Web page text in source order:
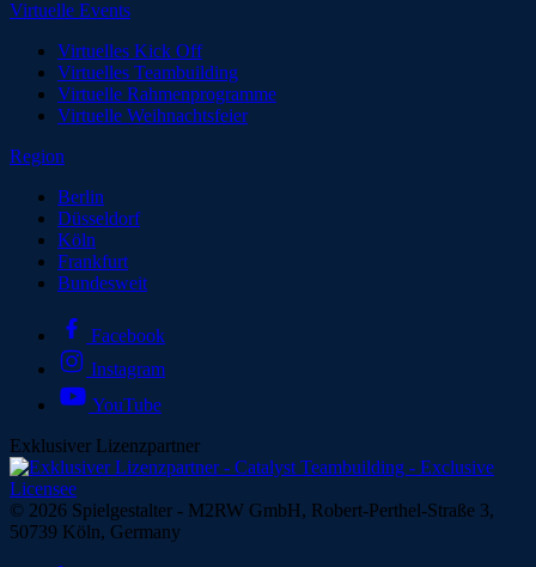
Virtuelle Events
Virtuelles Kick Off
Virtuelles Teambuilding
Virtuelle Rahmenprogramme
Virtuelle Weihnachtsfeier
Region
Berlin
Düsseldorf
Köln
Frankfurt
Bundesweit
Facebook
Instagram
YouTube
Exklusiver Lizenzpartner
© 2026 Spielgestalter - M2RW GmbH, Robert-Perthel-Straße 3,
50739 Köln, Germany